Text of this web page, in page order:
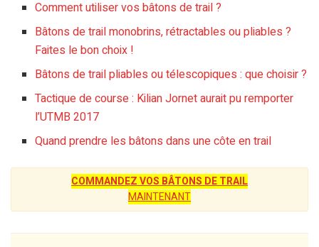
Comment utiliser vos bâtons de trail ?
Bâtons de trail monobrins, rétractables ou pliables ?
Faites le bon choix !
Bâtons de trail pliables ou télescopiques : que choisir ?
Tactique de course : Kilian Jornet aurait pu remporter
l’UTMB 2017
Quand prendre les bâtons dans une côte en trail
COMMANDEZ VOS BÂTONS DE TRAIL
MAINTENANT